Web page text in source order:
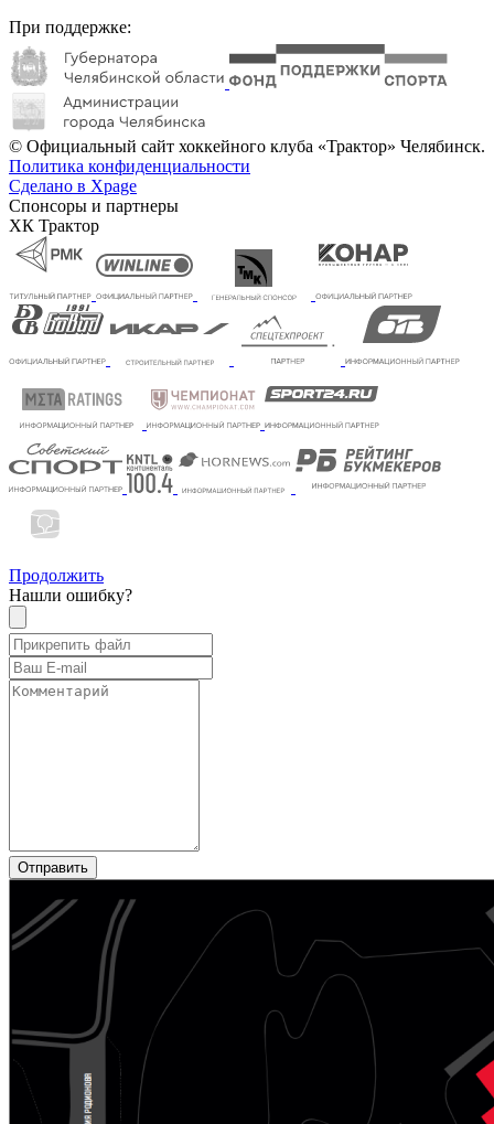
При поддержке:
© Официальный сайт хоккейного клуба «Трактор» Челябинск.
Политика конфиденциальности
Сделано в Xpage
Спонсоры и партнеры
ХК Трактор
Продолжить
Нашли ошибку?